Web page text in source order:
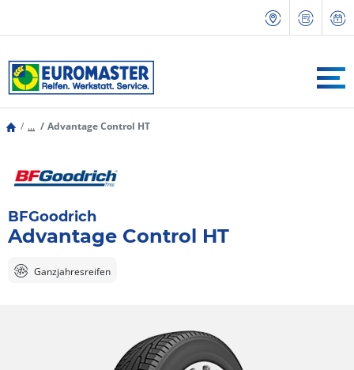
... Advantage Control HT
BFGoodrich
Advantage Control HT
Ganzjahresreifen